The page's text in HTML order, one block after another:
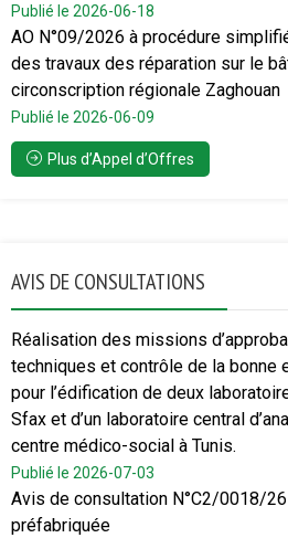
Publié le 2026-06-18
AO N°09/2026 à procédure
des travaux des réparation sur le
circonscription régionale Zaghouan
Publié le 2026-06-09
Plus d’Appel d’Offres
AVIS DE CONSULTATIONS
Réalisation des missions
techniques et contrôle de la bonne
pour l’édification de deux
Sfax et d’un laboratoire central
centre médico-social à Tunis.
Publié le 2026-07-03
Avis de consultation N°C2/0018/
préfabriquée